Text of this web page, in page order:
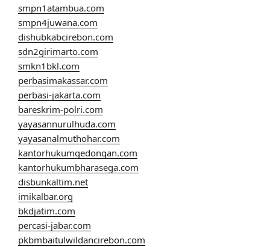
smpn1atambua.com
smpn4juwana.com
dishubkabcirebon.com
sdn2girimarto.com
smkn1bkl.com
perbasimakassar.com
perbasi-jakarta.com
bareskrim-polri.com
yayasannurulhuda.com
yayasanalmuthohar.com
kantorhukumgedongan.com
kantorhukumbharasega.com
disbunkaltim.net
imikalbar.org
bkdjatim.com
percasi-jabar.com
pkbmbaitulwildancirebon.com